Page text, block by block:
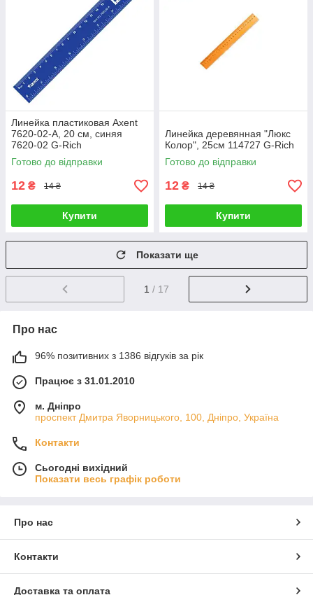
Линейка пластиковая Axent
7620-02-A, 20 см, синяя
7620-02 G-Rich
Готово до відправки
12 ₴ 14 ₴
Купити
Линейка деревянная "Люкс
Колор", 25см 114727 G-Rich
Готово до відправки
12 ₴ 14 ₴
Купити
Показати ще
1 / 17
Про нас
96% позитивних з 1386 відгуків за рік
Працює з 31.01.2010
м. Дніпро
проспект Дмитра Яворницького, 100, Дніпро, Україна
Контакти
Сьогодні вихідний
Показати весь графік роботи
Про нас
Контакти
Доставка та оплата